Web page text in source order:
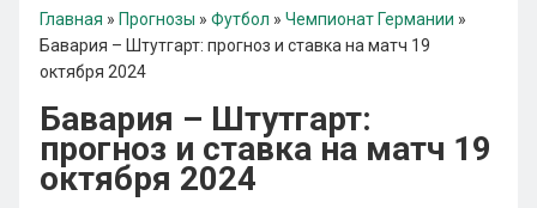
Главная » Прогнозы » Футбол » Чемпионат Германии »
Бавария – Штутгарт: прогноз и ставка на матч 19
октября 2024
Бавария – Штутгарт:
прогноз и ставка на матч 19
октября 2024